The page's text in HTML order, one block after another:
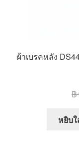
ผ้าเบรคหลัง
฿
หยิบ